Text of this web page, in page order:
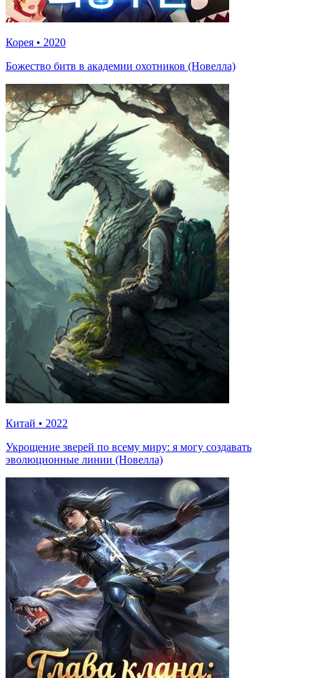
Корея • 2020
Божество битв в академии охотников (Новелла)
Китай • 2022
Укрощение зверей по всему миру: я могу создавать
эволюционные линии (Новелла)